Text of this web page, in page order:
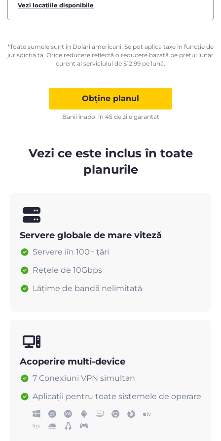
Vezi locațiile disponibile
*Toate sumele sunt în Dolari americani. Se pot aplica taxe în funcție de
jurisdicția ta. Orice reducere reflectă o reducere bazată pe prețul lunar
curent al serviciului de $12.99 pe lună.
Obține planul
Banii înapoi în 45 de zile garantat
Vezi ce este inclus în toate
planurile
Servere globale de mare viteză
Servere iîn 100+ țări
Rețele de 10Gbps
Lățime de bandă nelimitată
Acoperire multi-device
7 Conexiuni VPN simultan
Aplicații pentru toate sistemele de operare